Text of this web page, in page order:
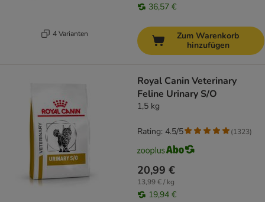
4 Varianten
36,57 €
Zum Warenkorb
hinzufügen
Royal Canin Veterinary
Feline Urinary S/O
1,5 kg
20,99 €
13,99 € / kg
19,94 €
Rating: 4.5/5 (1323)